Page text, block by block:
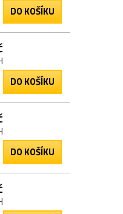
DO KOŠÍKU
DO KOŠÍKU
DO KOŠÍKU